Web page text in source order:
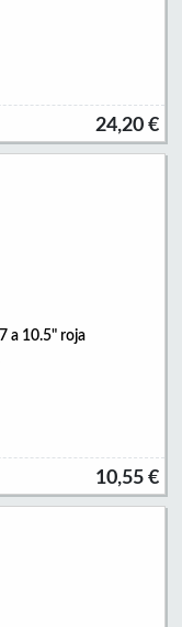
24,20 €
a 10.5" roja
10,55 €